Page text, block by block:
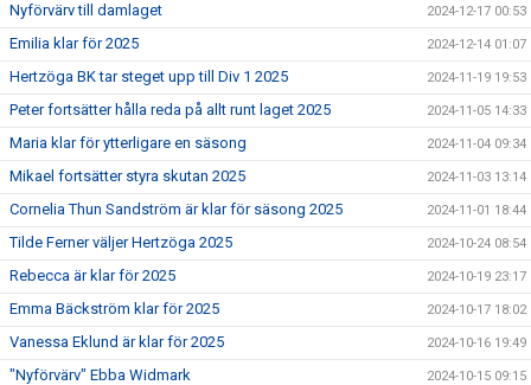
Nyförvärv till damlaget 2024-12-17 00:53
Emilia klar för 2025 2024-12-14 01:07
Hertzöga BK tar steget upp till Div 1 2025 2024-11-19 19:53
Peter fortsätter hålla reda på allt runt laget 2025 2024-11-05 14:33
Maria klar för ytterligare en säsong 2024-11-04 09:34
Mikael fortsätter styra skutan 2025 2024-11-03 13:14
Cornelia Thun Sandström är klar för säsong 2025 2024-11-01 18:44
Tilde Ferner väljer Hertzöga 2025 2024-10-24 08:54
Rebecca är klar för 2025 2024-10-19 23:17
Emma Bäckström klar för 2025 2024-10-17 18:02
Vanessa Eklund är klar för 2025 2024-10-16 19:49
"Nyförvärv" Ebba Widmark 2024-10-15 09:15